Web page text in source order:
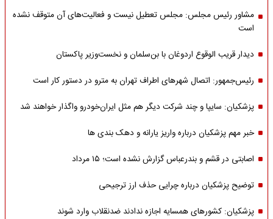
مشاور رئیس مجلس: مجلس تعطیل نیست و فعالیت‌های آن متوقف نشده
است
دیدار قریب الوقوع اردوغان با بن‌سلمان و نخست‌وزیر پاکستان
رئیس‌جمهور: اتصال شهرهای اطراف تهران به مترو در دستور کار است
پزشکیان: سایپا و چند شرکت دیگر هم مثل ایران‌خودرو واگذار خواهند شد
خبر مهم پزشکیان درباره واریز یارانه و دهک بندی ها
اصابتی در قشم و بندرعباس گزارش نشده است؛ ۱۵ مرداد
توضیح پزشکیان درباره چرایی حذف ارز ترجیحی
پزشکیان: کشورهای همسایه اجازه ندادند ضدنقلاب وارد شوند